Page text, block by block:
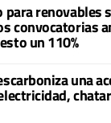
para renovables
convocatorias
un 110%
una